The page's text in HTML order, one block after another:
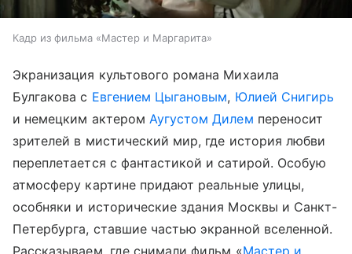
Кадр из фильма «Мастер и Маргарита»
Экранизация культового романа Михаила
Булгакова с Евгением Цыгановым, Юлией Снигирь
и немецким актером Аугустом Дилем переносит
зрителей в мистический мир, где история любви
переплетается с фантастикой и сатирой. Особую
атмосферу картине придают реальные улицы,
особняки и исторические здания Москвы и Санкт-
Петербурга, ставшие частью экранной вселенной.
Рассказываем, где снимали фильм «Мастер и